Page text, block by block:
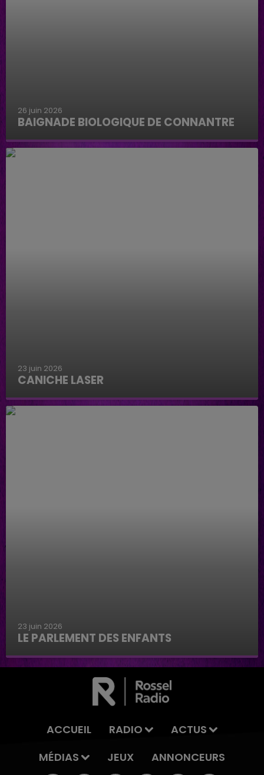
26 juin 2026
BAIGNADE BIOLOGIQUE DE CONNANTRE
Baignade biologique de Connantre
23 juin 2026
CANICHE LASER
Caniche Laser
23 juin 2026
LE PARLEMENT DES ENFANTS
Le parlement des enfants
ACCUEIL RADIO
ACTUS
MÉDIAS
JEUX ANNONCEURS